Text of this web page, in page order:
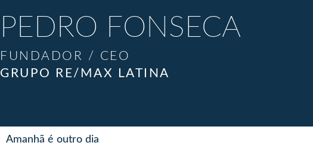
PEDRO FONSECA
FUNDADOR / CEO
GRUPO RE/MAX LATINA
Amanhã é outro dia